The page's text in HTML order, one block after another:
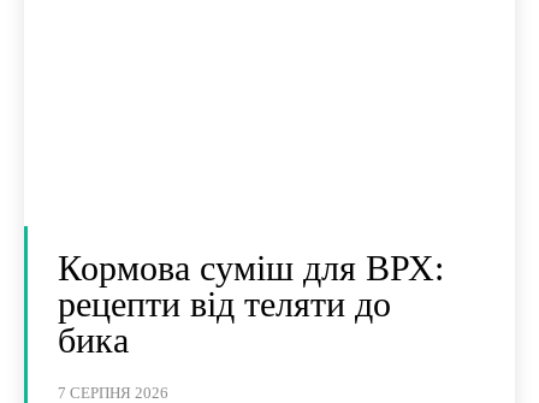
Кормова суміш для ВРХ:
рецепти від теляти до
бика
7 СЕРПНЯ 2026